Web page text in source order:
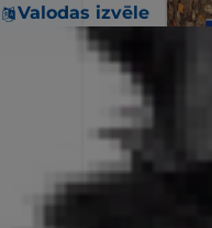
Valodas izvēle